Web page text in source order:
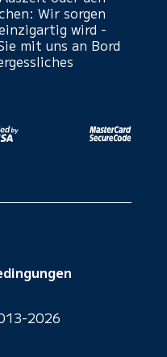
Wir sorgen
wird -
mit uns an Bord
2026